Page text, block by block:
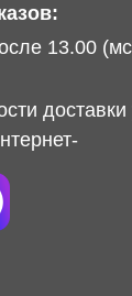
доставки
13.00